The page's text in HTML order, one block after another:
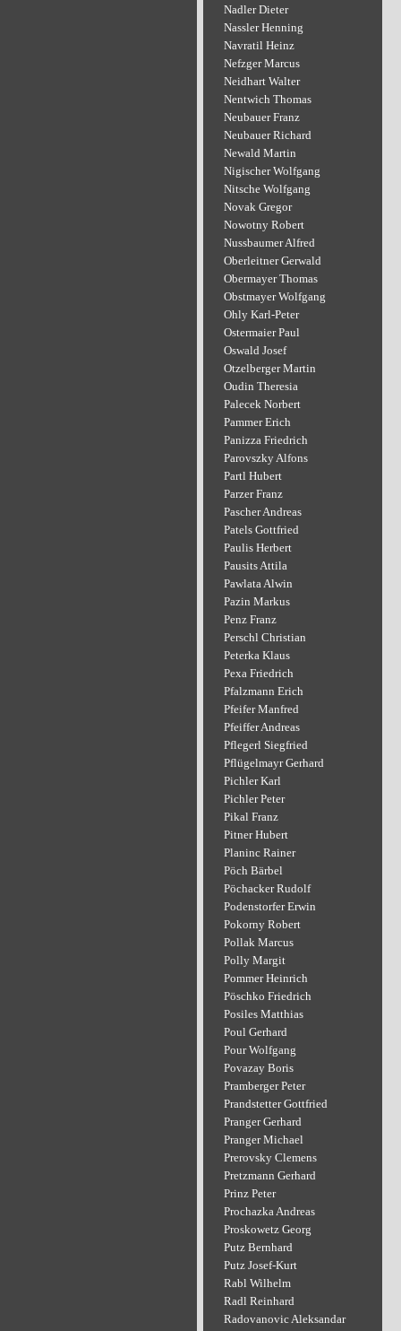
Nadler Dieter
Nassler Henning
Navratil Heinz
Nefzger Marcus
Neidhart Walter
Nentwich Thomas
Neubauer Franz
Neubauer Richard
Newald Martin
Nigischer Wolfgang
Nitsche Wolfgang
Novak Gregor
Nowotny Robert
Nussbaumer Alfred
Oberleitner Gerwald
Obermayer Thomas
Obstmayer Wolfgang
Ohly Karl-Peter
Ostermaier Paul
Oswald Josef
Otzelberger Martin
Oudin Theresia
Palecek Norbert
Pammer Erich
Panizza Friedrich
Parovszky Alfons
Partl Hubert
Parzer Franz
Pascher Andreas
Patels Gottfried
Paulis Herbert
Pausits Attila
Pawlata Alwin
Pazin Markus
Penz Franz
Perschl Christian
Peterka Klaus
Pexa Friedrich
Pfalzmann Erich
Pfeifer Manfred
Pfeiffer Andreas
Pflegerl Siegfried
Pflügelmayr Gerhard
Pichler Karl
Pichler Peter
Pikal Franz
Pitner Hubert
Planinc Rainer
Pöch Bärbel
Pöchacker Rudolf
Podenstorfer Erwin
Pokorny Robert
Pollak Marcus
Polly Margit
Pommer Heinrich
Pöschko Friedrich
Posiles Matthias
Poul Gerhard
Pour Wolfgang
Povazay Boris
Pramberger Peter
Prandstetter Gottfried
Pranger Gerhard
Pranger Michael
Prerovsky Clemens
Pretzmann Gerhard
Prinz Peter
Prochazka Andreas
Proskowetz Georg
Putz Bernhard
Putz Josef-Kurt
Rabl Wilhelm
Radl Reinhard
Radovanovic Aleksandar